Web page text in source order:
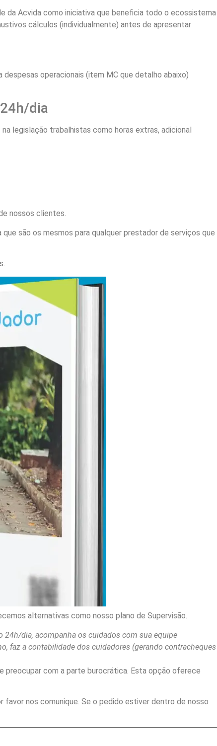
da Acvida como iniciativa que beneficia todo o ecossistema
cálculos (individualmente) antes de apresentar
operacionais (item MC que detalho abaixo)
dia
legislação trabalhistas como horas extras, adicional
nossos clientes.
são os mesmos para qualquer prestador de serviços que
alternativas como nosso plano de Supervisão.
24h/dia, acompanha os cuidados com sua equipe
faz a contabilidade dos cuidadores (gerando contracheques
preocupar com a parte burocrática. Esta opção oferece
favor nos comunique. Se o pedido estiver dentro de nosso